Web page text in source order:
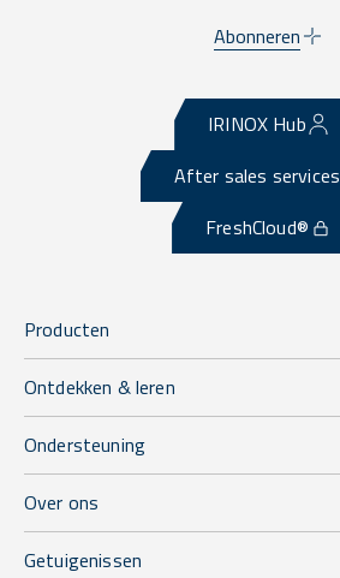
Abonneren
IRINOX Hub
After sales services
FreshCloud®
Producten
Ontdekken & leren
Ondersteuning
Over ons
Getuigenissen